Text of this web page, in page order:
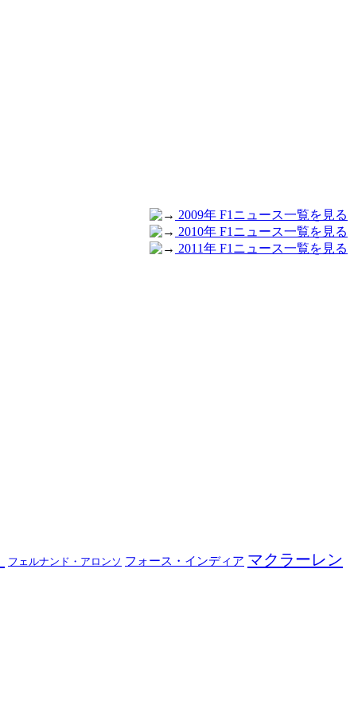
2009年 F1ニュース一覧を見る
2010年 F1ニュース一覧を見る
2011年 F1ニュース一覧を見る
フェルナンド・アロンソ フォース・インディア マクラーレン